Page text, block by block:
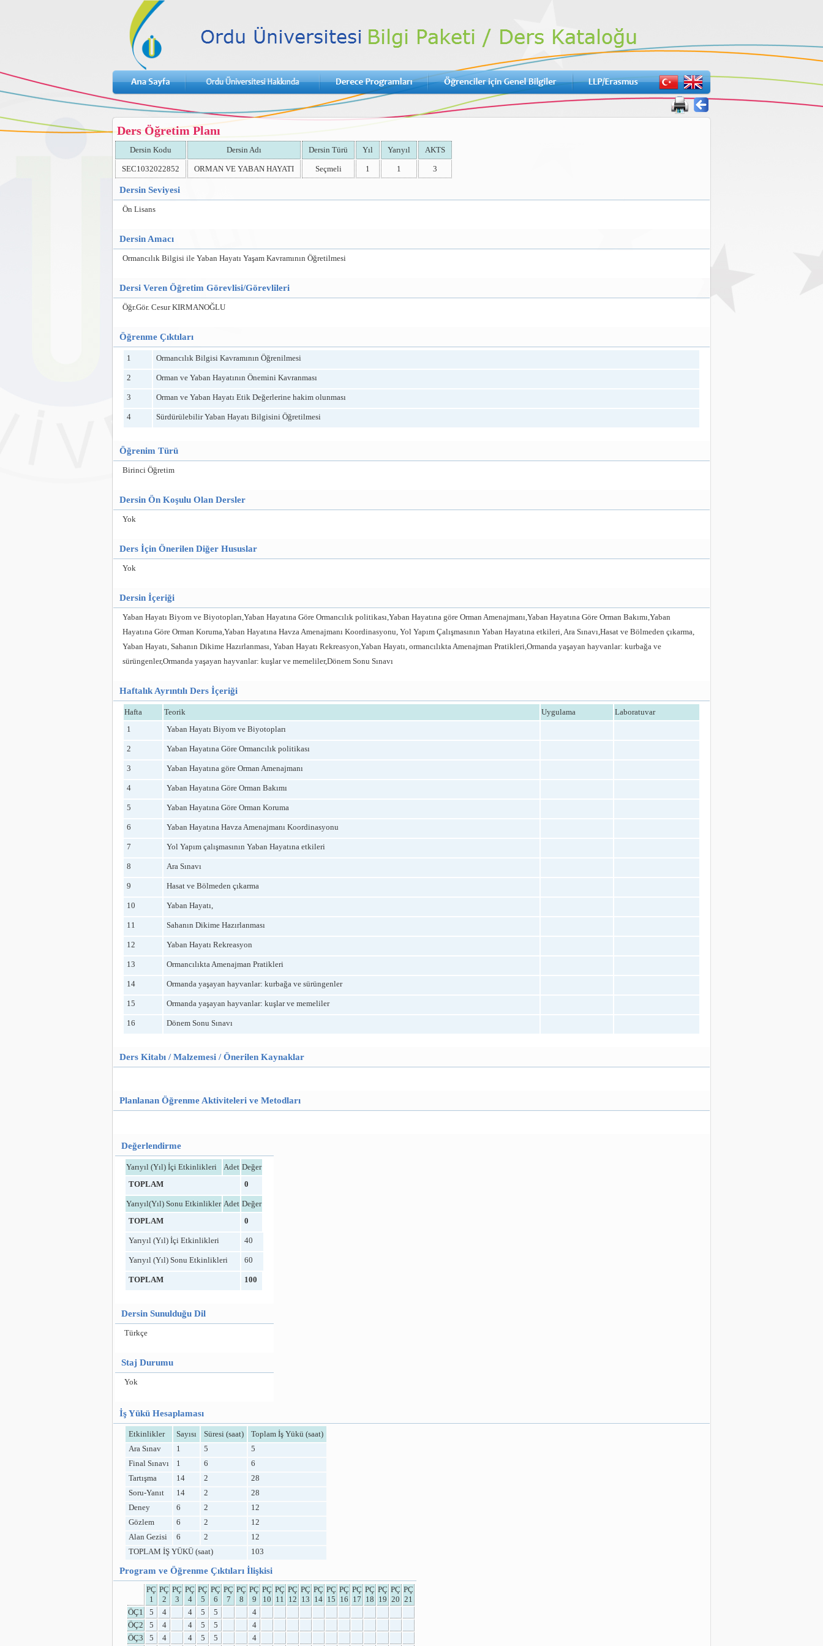
Ders Öğretim Planı
Dersin Kodu Dersin Adı Dersin Türü Yıl Yarıyıl AKTS
SEC1032022852 ORMAN VE YABAN HAYATI Seçmeli 1 1 3
Dersin Seviyesi
Ön Lisans
Dersin Amacı
Ormancılık Bilgisi ile Yaban Hayatı Yaşam Kavramının Öğretilmesi
Dersi Veren Öğretim Görevlisi/Görevlileri
Öğr.Gör. Cesur KIRMANOĞLU
Öğrenme Çıktıları
1 Ormancılık Bilgisi Kavramının Öğrenilmesi
2 Orman ve Yaban Hayatının Önemini Kavranması
3 Orman ve Yaban Hayatı Etik Değerlerine hakim olunması
4 Sürdürülebilir Yaban Hayatı Bilgisini Öğretilmesi
Öğrenim Türü
Birinci Öğretim
Dersin Ön Koşulu Olan Dersler
Yok
Ders İçin Önerilen Diğer Hususlar
Yok
Dersin İçeriği
Yaban Hayatı Biyom ve Biyotopları,Yaban Hayatına Göre Ormancılık politikası,Yaban Hayatına göre Orman Amenajmanı,Yaban Hayatına Göre Orman Bakımı,Yaban
Hayatına Göre Orman Koruma,Yaban Hayatına Havza Amenajmanı Koordinasyonu, Yol Yapım Çalışmasının Yaban Hayatına etkileri, Ara Sınavı,Hasat ve Bölmeden çıkarma,
Yaban Hayatı, Sahanın Dikime Hazırlanması, Yaban Hayatı Rekreasyon,Yaban Hayatı, ormancılıkta Amenajman Pratikleri,Ormanda yaşayan hayvanlar: kurbağa ve
sürüngenler,Ormanda yaşayan hayvanlar: kuşlar ve memeliler,Dönem Sonu Sınavı
Haftalık Ayrıntılı Ders İçeriği
Hafta Teorik Uygulama
Laboratuvar
1
Yaban Hayatı Biyom ve Biyotopları
2 Yaban Hayatına Göre Ormancılık politikası
3 Yaban Hayatına göre Orman Amenajmanı
4 Yaban Hayatına Göre Orman Bakımı
5 Yaban Hayatına Göre Orman Koruma
6 Yaban Hayatına Havza Amenajmanı Koordinasyonu
7 Yol Yapım çalışmasının Yaban Hayatına etkileri
8 Ara Sınavı
9 Hasat ve Bölmeden çıkarma
10 Yaban Hayatı,
11 Sahanın Dikime Hazırlanması
12 Yaban Hayatı Rekreasyon
13 Ormancılıkta Amenajman Pratikleri
14 Ormanda yaşayan hayvanlar: kurbağa ve sürüngenler
15 Ormanda yaşayan hayvanlar: kuşlar ve memeliler
16 Dönem Sonu Sınavı
Ders Kitabı / Malzemesi / Önerilen Kaynaklar
Planlanan Öğrenme Aktiviteleri ve Metodları
Değerlendirme
Yarıyıl (Yıl) İçi Etkinlikleri Adet Değer
TOPLAM
0
Yarıyıl(Yıl) Sonu Etkinlikler Adet Değer
TOPLAM
0
Yarıyıl (Yıl) İçi Etkinlikleri 40
Yarıyıl (Yıl) Sonu Etkinlikleri 60
TOPLAM 100
Dersin Sunulduğu Dil
Türkçe
Staj Durumu
Yok
İş Yükü Hesaplaması
Etkinlikler Sayısı Süresi (saat)
Toplam İş Yükü (saat)
Ara Sınav
1 5
5
Final Sınavı
1 6
6
Tartışma
14 2
28
Soru-Yanıt
14 2
28
Deney
6 2
12
Gözlem
6 2
12
Alan Gezisi
6 2
12
TOPLAM İŞ YÜKÜ (saat)
103
Program ve Öğrenme Çıktıları İlişkisi
PÇ
1
PÇ
2
PÇ
3
PÇ
4
PÇ
5
PÇ
6
PÇ
7
PÇ
8
PÇ
9
PÇ
10
PÇ
11
PÇ
12
PÇ
13
PÇ
14
PÇ
15
PÇ
16
PÇ
17
PÇ
18
PÇ
19
PÇ
20
PÇ
21
ÖÇ1
5 4 4 5 5
4
ÖÇ2
5 4 4 5 5
4
ÖÇ3
5 4 4 5 5 4